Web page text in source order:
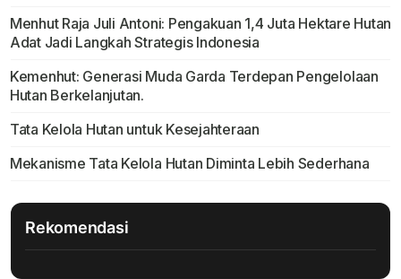
Menhut Raja Juli Antoni: Pengakuan 1,4 Juta Hektare Hutan
Adat Jadi Langkah Strategis Indonesia
Kemenhut: Generasi Muda Garda Terdepan Pengelolaan
Hutan Berkelanjutan.
Tata Kelola Hutan untuk Kesejahteraan
Mekanisme Tata Kelola Hutan Diminta Lebih Sederhana
Rekomendasi